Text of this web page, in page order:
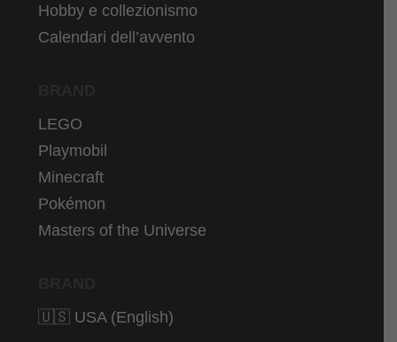
Hobby e collezionismo
Calendari dell’avvento
LEGO
Playmobil
Minecraft
Pokémon
Masters of the Universe
🇺🇸 USA (English)